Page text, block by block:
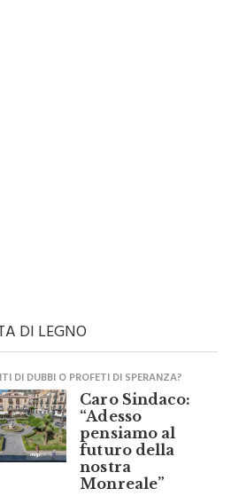
DI LEGNO
DI DUBBI O PROFETI DI SPERANZA?
Caro Sindaco:
“Adesso
pensiamo al
futuro della
nostra
Monreale”